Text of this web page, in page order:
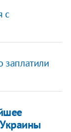
с
заплатили